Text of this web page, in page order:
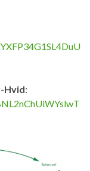
Hvid: